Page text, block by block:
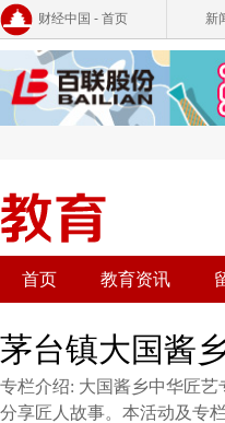
财经中国 - 首页 新
首页 教育资讯
茅台镇大国酱
专栏介绍: 大国酱乡中华匠
分享匠人故事。本活动及专